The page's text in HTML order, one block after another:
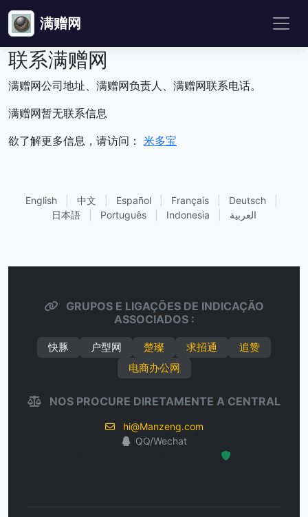
满赠网
联系满赠网
满赠网公司地址、满赠网负责人、满赠网联系电话。
满赠网暂无联系信息
欲了解更多信息，请访问： 米多宝
English 中文 Español Français Deutsch
日本語
Português Indonesia العربية
GRUPOS E LIGAÇÕES DE INDICAÇÃO
ASSOCIADOS :
快豚 户型网 楚璨 求招通
追赞
电商办公网
NOS PROCURE DIRETAMENTE A CENTRAL
hi@Manzeng.com
QQ/Wechat